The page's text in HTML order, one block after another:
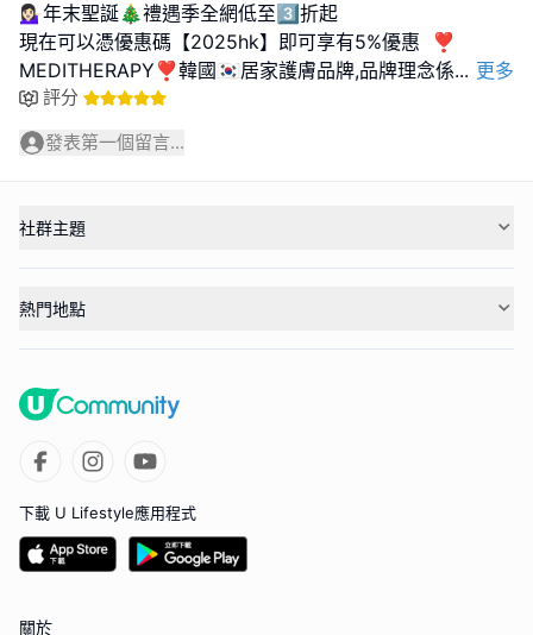
💁🏻‍♀️年末聖誕🎄禮遇季全網低至3️⃣折起
現在可以憑優惠碼【2025hk】即可享有5%優惠 ❣︎
MEDITHERAPY❣︎韓國🇰🇷居家護膚品牌,品牌理念係... 更多
評分
發表第一個留言...
社群主題
熱門地點
下載 U Lifestyle應用程式
關於